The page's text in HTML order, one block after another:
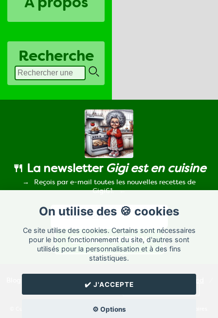
Recherche
On utilise des 🍪 cookies
Ce site utilise des cookies. Certains sont nécessaires
pour le bon fonctionnement du site, d'autres sont
utilisés pour la personnalisation et à des fins
statistiques.
✔️ J'ACCEPTE
⚙️ Options
🍴 La newsletter Gigi est en cuisine
Reçois par e-mail toutes les nouvelles recettes de
Gigi61.
Réglage des cookies/ ✉️ Contacter Gigi61
© Cuisine.land : La plateforme de blog spécialisée dans les blogs culinaires.
Créer un blog de cuisine